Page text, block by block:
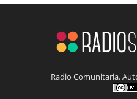
Radio Comunitaria.